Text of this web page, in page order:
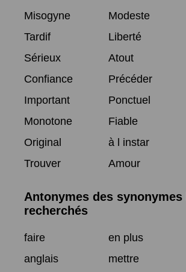
Misogyne
Modeste
Tardif
Liberté
Sérieux
Atout
Confiance
Précéder
Important
Ponctuel
Monotone
Fiable
Original
à l instar
Trouver
Amour
Antonymes des
recherchés
faire
en plus
anglais
mettre